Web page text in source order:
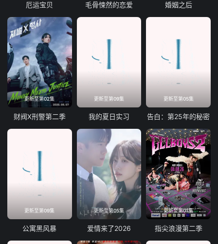
厄运宝贝 毛骨悚然的恋爱 婚姻之后
更新至第02集
财阀X刑警第二季
更新至第09集
我的夏日实习
更新至第05集
告白：第25年的秘密
更新至第09集
公寓黑风暴
更新至第05集
爱情来了2026
更新至第01集
指尖浪漫第二季